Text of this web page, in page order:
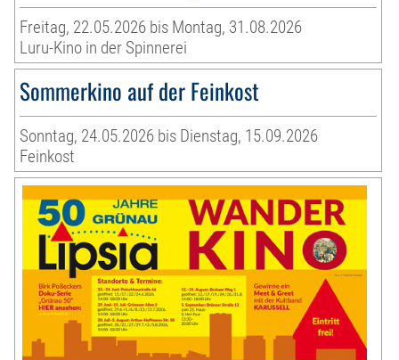
Freitag, 22.05.2026 bis Montag, 31.08.2026
Luru-Kino in der Spinnerei
Sommerkino auf der Feinkost
Sonntag, 24.05.2026 bis Dienstag, 15.09.2026
Feinkost